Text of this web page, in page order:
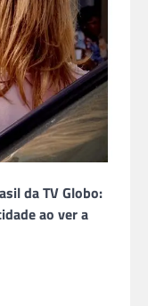
da TV Globo:
ao ver a